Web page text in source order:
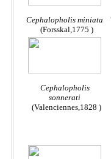
Cephalopholis miniata
(Forsskal,1775 )
Cephalopholis
sonnerati
(Valenciennes,1828 )